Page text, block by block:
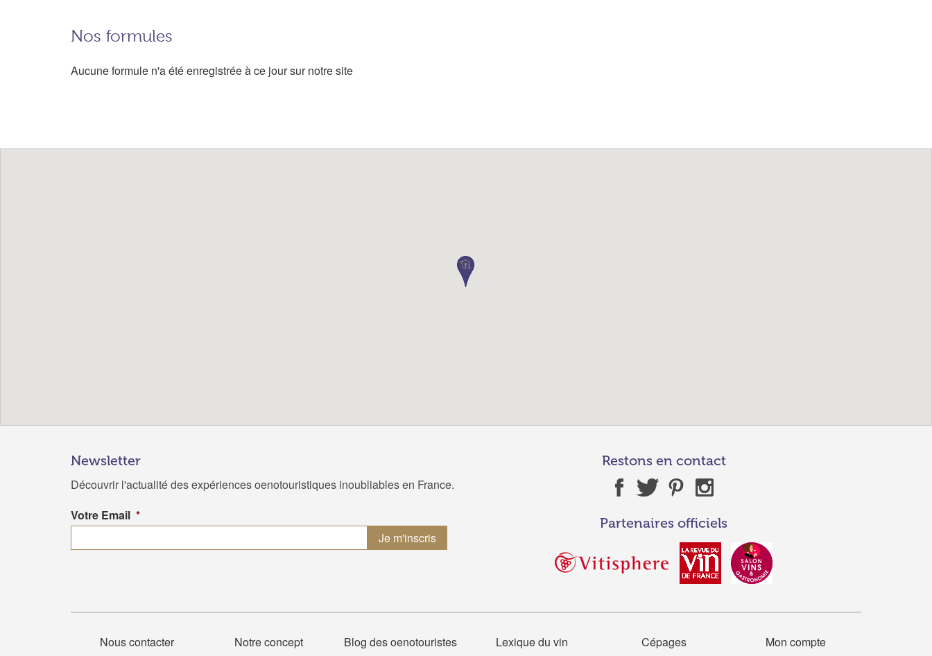
Nos formules
Aucune formule n'a été enregistrée à ce jour sur notre site
Newsletter
Découvrir l'actualité des expériences oenotouristiques inoubliables en France.
Votre Email *
Restons en contact
Partenaires officiels
Nous contacter Notre concept Blog des oenotouristes Lexique du vin Cépages Mon compte